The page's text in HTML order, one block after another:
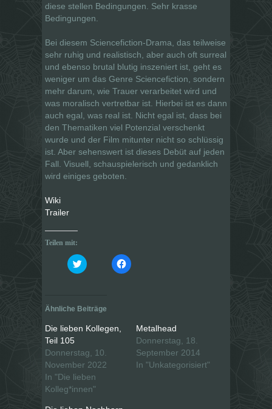
diese stellen Bedingungen. Sehr krasse
Bedingungen.
Bei diesem Sciencefiction-Drama, das teilweise
sehr ruhig und realistisch, aber auch oft surreal
und ebenso brutal blutig inszeniert ist, geht es
weniger um das Genre Sciencefiction, sondern
mehr darum, wie Trauer verarbeitet wird und
was moralisch vertretbar ist. Hierbei ist es dann
auch egal, was real ist. Nicht egal ist, dass bei
den Thematiken viel Potenzial verschenkt
wurde und der Film mitunter nicht so schlüssig
ist. Aber sehenswert ist dieses Debüt auf jeden
Fall. Visuell, schauspielerisch und gedanklich
wird einiges geboten.
Wiki
Trailer
Teilen mit:
K
l
u
m
b
e
T
w
i
t
t
e
r
K
l
Ähnliche Beiträge
Die lieben Kollegen,
Teil 105
Donnerstag, 10.
November 2022
In "Die lieben
Kolleg*innen"
Metalhead
Donnerstag, 18.
September 2014
In "Unkategorisiert"